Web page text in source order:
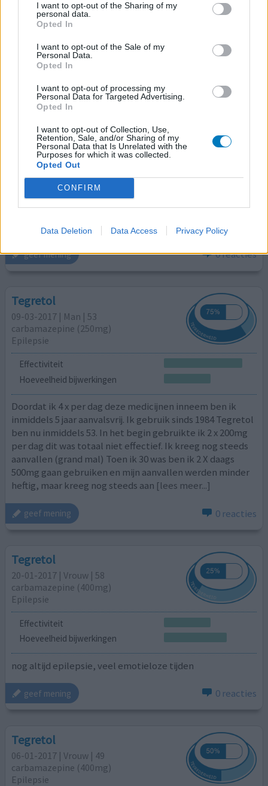
I want to opt-out of the Sharing of my
personal data.
Opted In
I want to opt-out of the Sale of my
Personal Data.
Opted In
I want to opt-out of processing my
Personal Data for Targeted Advertising.
Opted In
I want to opt-out of Collection, Use,
Retention, Sale, and/or Sharing of my
Personal Data that Is Unrelated with the
Purposes for which it was collected.
Opted Out
CONFIRM
Data Deletion Data Access Privacy Policy
Tegretol
31-05-2017 | Man | 62
carbamazepine (200mg)
Epilepsie
Effectiviteit
Hoeveelheid bijwerkingen
speciaal voor Toto, Ik heb vóór 1973 echt alles geslikt
wat op de markt was tegen epilepsie: phenobarbital,
(ook bekend als luminal en diphantoïne), valium, librium
(tot 60 mg per dag als puber van 13 jaar!), Zarontin,
Mysoline en cafeïne in hoge doses om wakker te blijven
door de valium en librium. Het klinkt Middeleeuws, en
meer...]
geef mening 0 reacties
Tegretol
09-03-2017 | Man | 53
carbamazepine (250mg)
Epilepsie
Effectiviteit
Hoeveelheid bijwerkingen
Doordat ik 4 x per dag deze medicijnen inneem ben ik
inmiddels 5 jaar aanvalsvrij. Ik gebruik sinds 1984 Tegretol
ben nu inmiddels 53. In het begin gebruikte ik 2 x 200mg
per dag dit was totaal niet effectief. Ik kreeg nog steeds
aanvallen (grand mal) Toen ik 30 was ben ik 2 X daags
500mg gaan gebruiken en mijn aanvallen werden minder
heftig, maar kreeg nog steeds aan [lees meer...]
geef mening 0 reacties
Tegretol
20-01-2017 | Vrouw | 58
carbamazepine (400mg)
Epilepsie
Effectiviteit
Hoeveelheid bijwerkingen
nog altijd epilepsie, veel emotieloze tijden
geef mening 0 reacties
Tegretol
06-01-2017 | Vrouw | 49
carbamazepine (400mg)
Epilepsie